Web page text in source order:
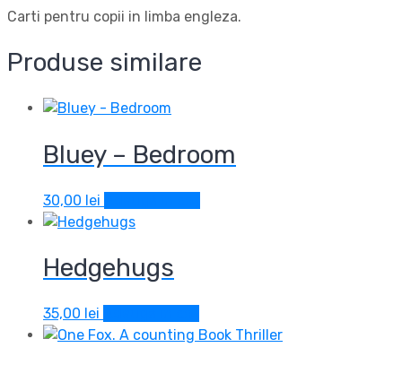
Carti pentru copii in limba engleza.
Produse similare
Bluey – Bedroom
30,00 lei
Hedgehugs
35,00 lei